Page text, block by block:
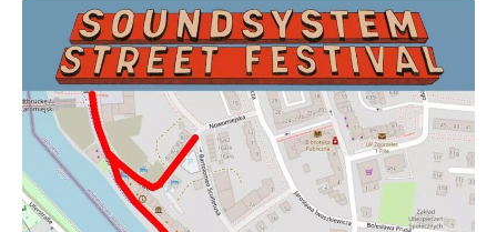
Zapamiętaj moje dane w tej przeglądarce podczas
pisania kolejnych komentarzy.